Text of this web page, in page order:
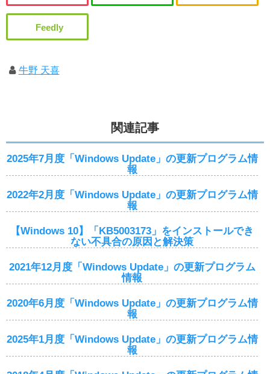
牛野 天喜
関連記事
2025年7月度「Windows Update」の更新プログラム情
報
2022年2月度「Windows Update」の更新プログラム情
報
【Windows 10】「KB5003173」をインストールでき
ない不具合の原因と解決策
2021年12月度「Windows Update」の更新プログラム
情報
2020年6月度「Windows Update」の更新プログラム情
報
2025年1月度「Windows Update」の更新プログラム情
報